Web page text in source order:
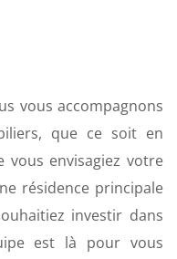
vous accompagnons
que ce soit en
vous envisagiez votre
résidence principale
investir dans
est là pour vous